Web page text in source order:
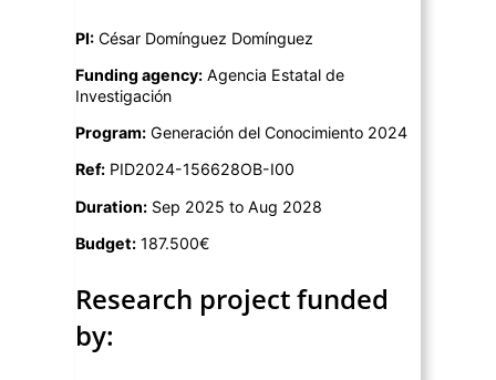
PI: César Domínguez Domínguez
Funding agency: Agencia Estatal de
Investigación
Program: Generación del Conocimiento 2024
Ref: PID2024-156628OB-I00
Duration: Sep 2025 to Aug 2028
Budget: 187.500€
Research project funded
by: